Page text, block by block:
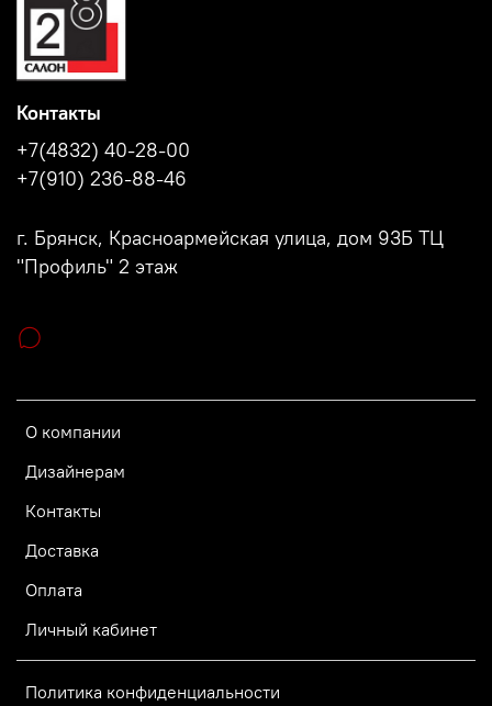
О компании
Дизайнерам
Контакты
Доставка
Оплата
Личный кабинет
Политика конфиденциальности
Контакты
+7(4832) 40-28-00
+7(910) 236-88-46
г. Брянск, Красноармейская улица, дом 93Б ТЦ
"Профиль" 2 этаж